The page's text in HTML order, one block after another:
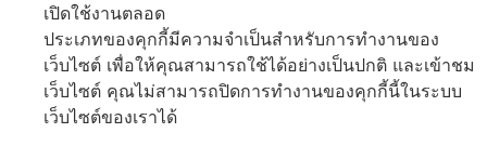
เปิดใช้งานตลอด
ประเภทของคุกกี้มีความจำเป็นสำหรับการทำงานของ
เว็บไซต์ เพื่อให้คุณสามารถใช้ได้อย่างเป็นปกติ และเข้าชม
เว็บไซต์ คุณไม่สามารถปิดการทำงานของคุกกี้นี้ในระบบ
เว็บไซต์ของเราได้